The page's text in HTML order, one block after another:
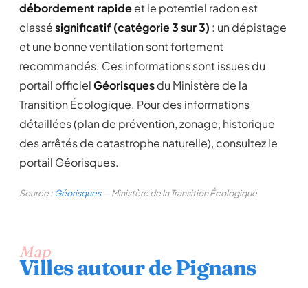
débordement rapideet le potentiel radon est
classésignificatif (catégorie 3 sur 3) : un dépistage
et une bonne ventilation sont fortement
recommandés. Ces informations sont issues du
portail officielGéorisquesdu Ministère de la
Transition Écologique. Pour des informations
détaillées (plan de prévention, zonage, historique
des arrêtés de catastrophe naturelle), consultez le
portail Géorisques.
Source :Géorisques— Ministère de la Transition Écologique
Map
Villes autour de Pignans